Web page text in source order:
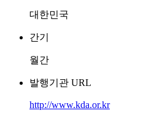
대한민국
간기
월간
발행기관 URL
http://www.kda.or.kr